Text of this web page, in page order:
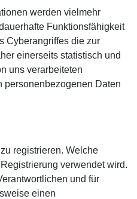
werden vielmehr
Funktionsfähigkeit
Cyberangriffes die zur
einerseits statistisch und
uns verarbeiteten
personenbezogenen Daten
registrieren. Welche
verwendet wird.
und für
einen